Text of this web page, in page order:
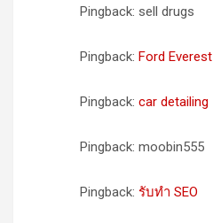
Pingback: sell drugs
Pingback: Ford Everest
Pingback: car detailing
Pingback: moobin555
Pingback: รับทำ SEO